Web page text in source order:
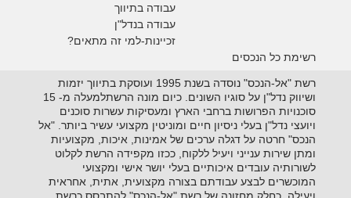
עבודה בתיווך
עבודה בנדל"ן
זכיינות-למי זה מתאים?
רשימת כל הנכסים
רשת "אל-הנכס" נוסדה בשנת 1995 ועוסקת בתיווך יזמות
ושיווק נדל"ן על סוגיו השונים. כיום מונה הרשתלמעלה מ- 15
סוכנויות הפרושות ברחבי הארץ ומעסיקות עשרות סוכנים
ויועצי נדל"ן בעלי ניסיון חיים ומוניטין מקצועי עשיר ביותר. "אל
הנכס" חרטה על דגלה ערכים של אמינות, איכות, מקצועיות
ומתן שירות ענייני ויעיל ללקוח, ככזו מקפידה הרשת לקלוט
לשורותיה עובדים איכותיים בעלי יושר אישי ומקצועי
המוכשרים לבצע עבודתם בצורה מקצועית, אתית, אחראית